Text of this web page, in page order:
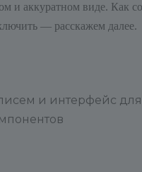
и аккуратном виде. Как
— расскажем далее.
и интерфейс